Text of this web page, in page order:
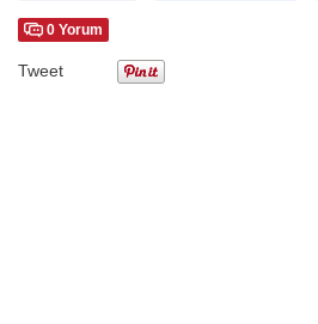
0 Yorum
Tweet